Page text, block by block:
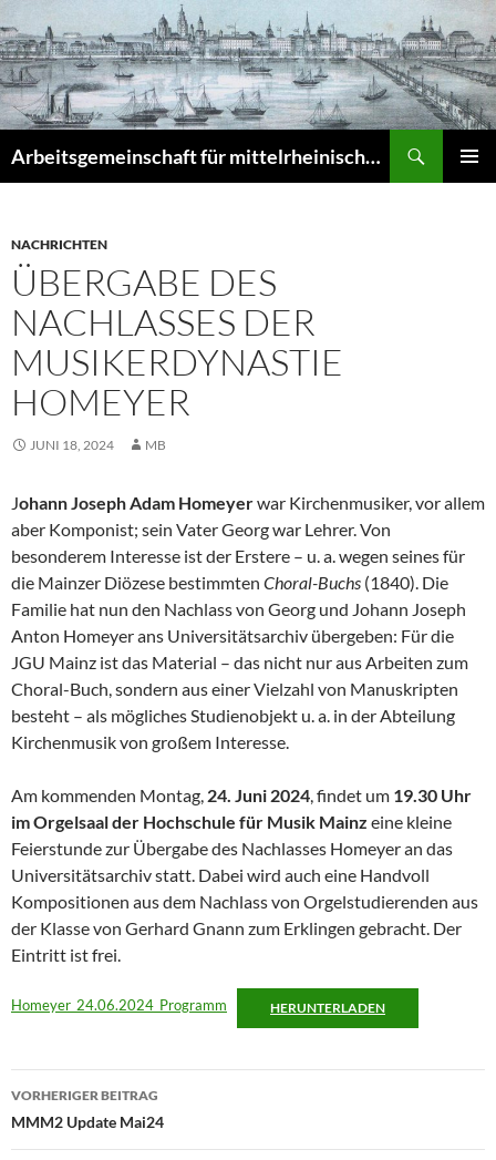
Inhalt
springen
Arbeitsgemeinschaft für mittelrheinische Musikgeschichte e.V. – Musikgeschichte am Mittelrhein (MuGeMiR)
NACHRICHTEN
ÜBERGABE DES
NACHLASSES DER
MUSIKERDYNASTIE
HOMEYER
JUNI 18, 2024 MB
Johann Joseph Adam Homeyerwar Kirchenmusiker, vor allem
aber Komponist; sein Vater Georg war Lehrer. Von
besonderem Interesse ist der Erstere – u. a. wegen seines für
die Mainzer Diözese bestimmten Choral-Buchs (1840). Die
Familie hat nun den Nachlass von Georg und Johann Joseph
Anton Homeyer ans Universitätsarchiv übergeben: Für die
JGU Mainz ist das Material – das nicht nur aus Arbeiten zum
Choral-Buch, sondern aus einer Vielzahl von Manuskripten
besteht – als mögliches Studienobjekt u. a. in der Abteilung
Kirchenmusik von großem Interesse.
Am kommenden Montag, 24. Juni 2024, findet um 19.30 Uhr
im Orgelsaal der Hochschule für Musik Mainz eine kleine
Feierstunde zur Übergabe des Nachlasses Homeyer an das
Universitätsarchiv statt. Dabei wird auch eine Handvoll
Kompositionen aus dem Nachlass von Orgelstudierenden aus
der Klasse von Gerhard Gnann zum Erklingen gebracht. Der
Eintritt ist frei.
Homeyer_24.06.2024_Programm HERUNTERLADEN
Beitragsnavigation
VORHERIGER BEITRAG
MMM2 Update Mai24